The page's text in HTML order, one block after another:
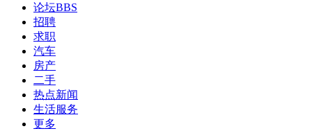
论坛BBS
招聘
求职
汽车
房产
二手
热点新闻
生活服务
更多